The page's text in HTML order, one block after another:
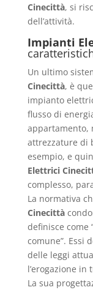
Cinecittà, si
dell’attività.
Impianti
Un ultimo
Cinecittà, è
impianto
flusso di
appartamento,
attrezzature di
esempio, e
Elettrici
complesso,
La normativa
Cinecittà
definisce come
comune”. Essi
delle leggi
l’erogazione
La sua